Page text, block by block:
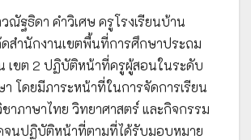
ณัฐธิดา คำวิเศษ ครูโรงเรียนบ้าน
สำนักงานเขตพื้นที่การศึกษาประถม
เขต 2 ปฏิบัติหน้าที่ครูผู้สอนในระดับ
โดยมีภาระหน้าที่ในการจัดการเรียน
าภาษาไทย วิทยาศาสตร์ และกิจกรรม
จนปฏิบัติหน้าที่ตามที่ได้รับมอบหมาย